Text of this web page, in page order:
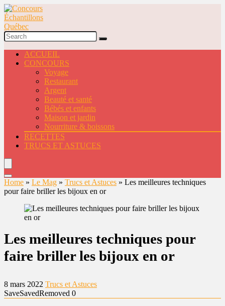
ACCUEIL
CONCOURS
Voyage
Restaurant
Argent
Beauté et santé
Bébés et enfants
Maison et jardin
Nourriture & boissons
RECETTES
TRUCS ET ASTUCES
Home » Le Mag » Trucs et Astuces » Les meilleures techniques
pour faire briller les bijoux en or
Les meilleures techniques pour
faire briller les bijoux en or
8 mars 2022 Trucs et Astuces
SaveSavedRemoved 0